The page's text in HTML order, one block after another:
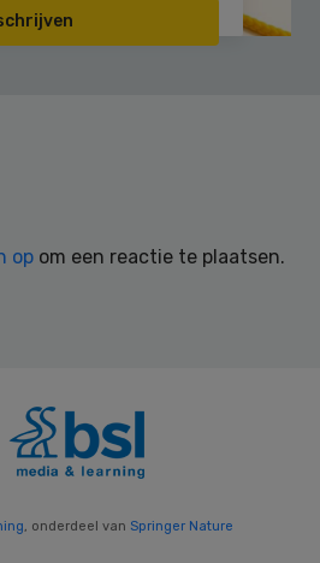
op om een reactie te plaatsen.
, onderdeel van Springer Nature